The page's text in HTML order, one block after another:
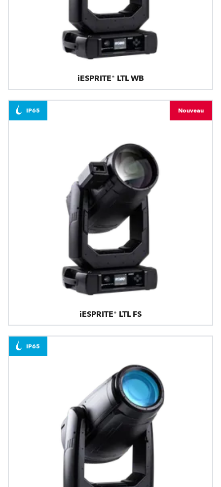
iESPRITE® LTL WB
iESPRITE® LTL FS
IP65 Nouveau
IP65